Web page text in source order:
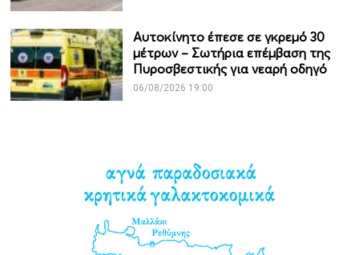
Αυτοκίνητο έπεσε σε γκρεμό 30
μέτρων – Σωτήρια επέμβαση της
Πυροσβεστικής για νεαρή οδηγό
06/08/2026 19:00